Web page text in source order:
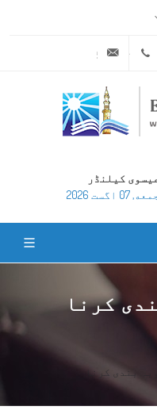
Youtube
عیسوی کیلنڈر
07 اگست 2026
کرنا
بندی کرنا